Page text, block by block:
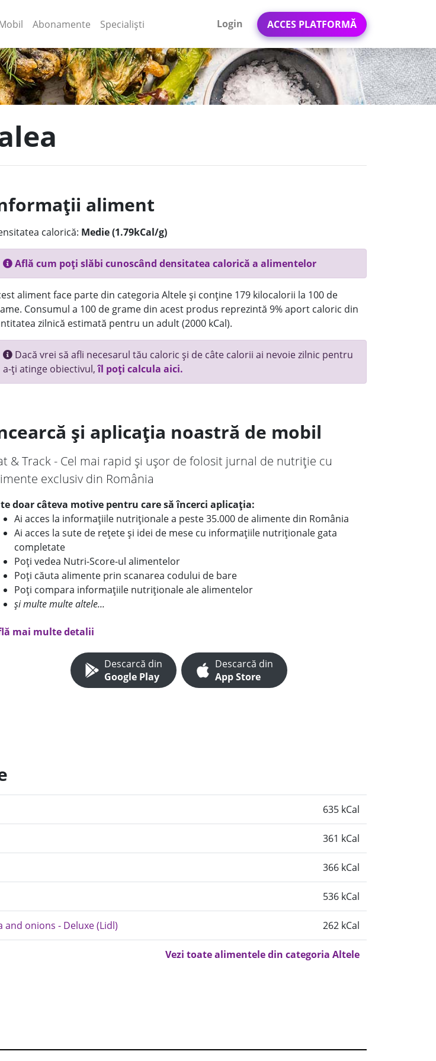
(current)
Abonamente Specialiști Login ACCES PLATFORMĂ
aliment
calorică: Medie (1.79kCal/g)
Află cum poți slăbi cunoscând densitatea calorică a alimentelor
aliment face parte din categoria Altele și conține 179 kilocalorii la 100 de
Consumul a 100 de grame din acest produs reprezintă 9% aport caloric din
zilnică estimată pentru un adult (2000 kCal).
Dacă vrei să afli necesarul tău caloric și de câte calorii ai nevoie zilnic pentru
a-ți atinge obiectivul,îl poți calcula aici.
și aplicația noastră de mobil
& Track - Cel mai rapid și ușor de folosit jurnal de nutriție cu
exclusiv din România
doar câteva motive pentru care să încerci aplicația:
Ai acces la informațiile nutriționale a peste 35.000 de alimente din România
Ai acces la sute de rețete și idei de mese cu informațiile nutriționale gata
completate
Poți vedea Nutri-Score-ul alimentelor
Poți căuta alimente prin scanarea codului de bare
Poți compara informațiile nutriționale ale alimentelor
și multe multe altele...
mai multe detalii
Descarcă din
Google Play
Descarcă din
App Store
635 kCal
361 kCal
366 kCal
536 kCal
onions - Deluxe (Lidl) 262 kCal
Vezi toate alimentele din categoria Altele